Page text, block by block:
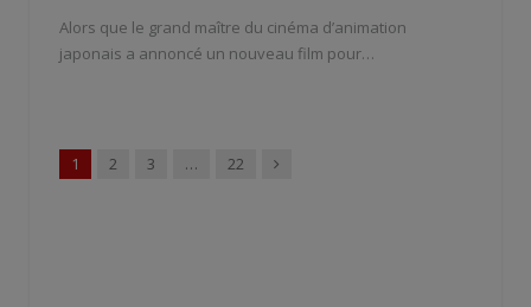
Alors que le grand maître du cinéma d’animation
japonais a annoncé un nouveau film pour…
1 2 3 … 22 Suivant